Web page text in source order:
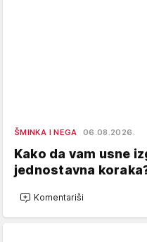
ŠMINKA I NEGA 06.08.2026.
Kako da vam usne
jednostavna
Komentariši